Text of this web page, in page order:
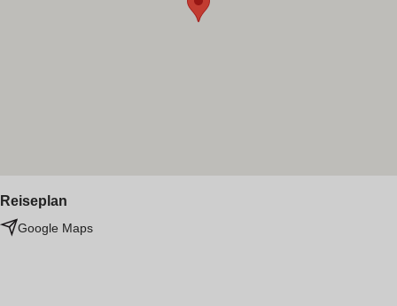
Reiseplan
Google Maps